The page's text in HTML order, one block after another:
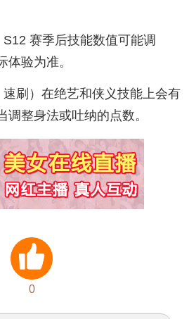
赛季后技能数值可能调
体验为准。
刷）在绝艺和侠义技能上会有
调整身法或吐纳的点数。
0